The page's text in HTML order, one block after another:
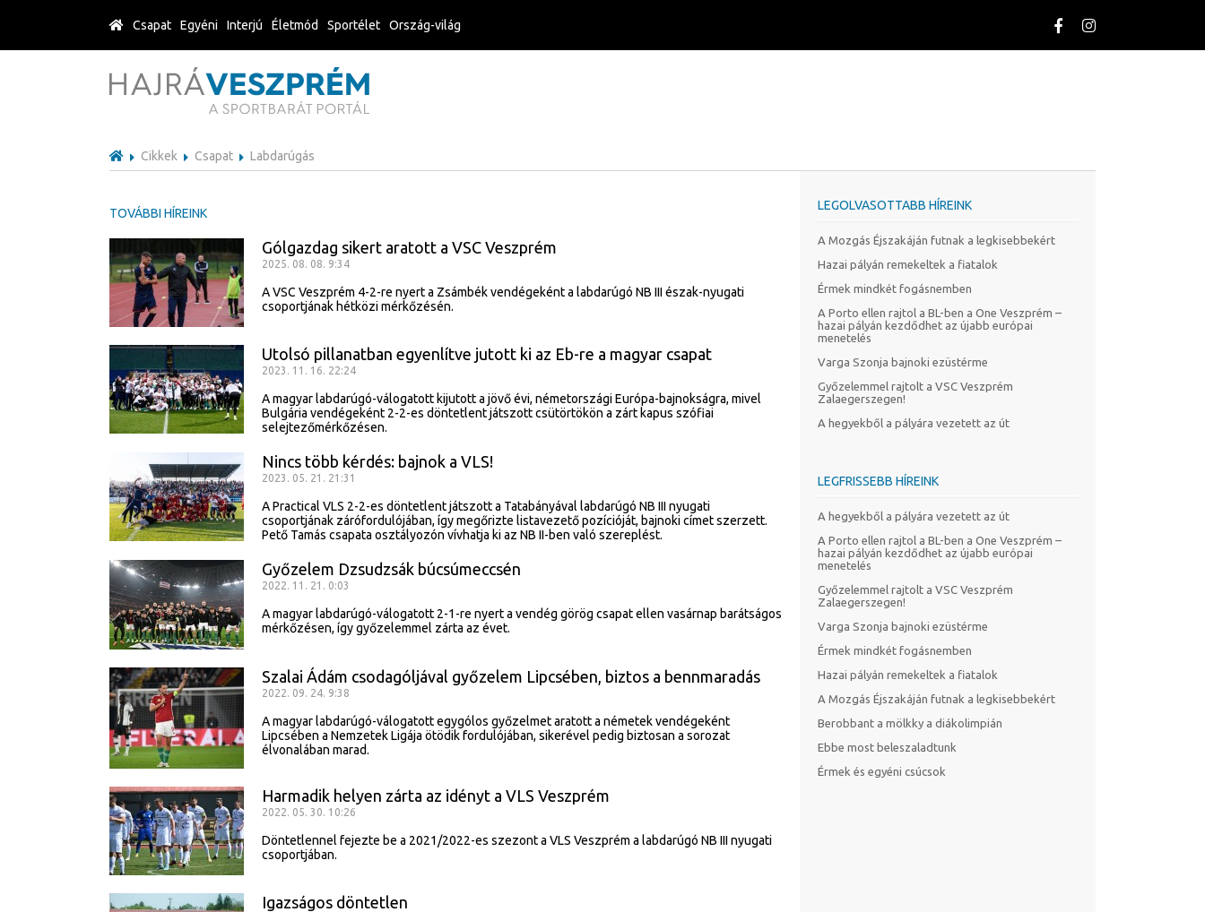
Cikkek Csapat Labdarúgás
TOVÁBBI HÍREINK
Gólgazdag sikert aratott a VSC Veszprém
2025. 08. 08. 9:34
A VSC Veszprém 4-2-re nyert a Zsámbék vendégeként a labdarúgó NB III észak-nyugati
csoportjának hétközi mérkőzésén.
Utolsó pillanatban egyenlítve jutott ki az Eb-re a magyar csapat
2023. 11. 16. 22:24
A magyar labdarúgó-válogatott kijutott a jövő évi, németországi Európa-bajnokságra, mivel
Bulgária vendégeként 2-2-es döntetlent játszott csütörtökön a zárt kapus szófiai
selejtezőmérkőzésen.
Nincs több kérdés: bajnok a VLS!
2023. 05. 21. 21:31
A Practical VLS 2-2-es döntetlent játszott a Tatabányával labdarúgó NB III nyugati
csoportjának zárófordulójában, így megőrizte listavezető pozícióját, bajnoki címet szerzett.
Pető Tamás csapata osztályozón vívhatja ki az NB II-ben való szereplést.
Győzelem Dzsudzsák búcsúmeccsén
2022. 11. 21. 0:03
A magyar labdarúgó-válogatott 2-1-re nyert a vendég görög csapat ellen vasárnap barátságos
mérkőzésen, így győzelemmel zárta az évet.
Szalai Ádám csodagóljával győzelem Lipcsében, biztos a bennmaradás
2022. 09. 24. 9:38
A magyar labdarúgó-válogatott egygólos győzelmet aratott a németek vendégeként
Lipcsében a Nemzetek Ligája ötödik fordulójában, sikerével pedig biztosan a sorozat
élvonalában marad.
Harmadik helyen zárta az idényt a VLS Veszprém
2022. 05. 30. 10:26
Döntetlennel fejezte be a 2021/2022-es szezont a VLS Veszprém a labdarúgó NB III nyugati
csoportjában.
Igazságos döntetlen
LEGOLVASOTTABB HÍREINK
A Mozgás Éjszakáján futnak a legkisebbekért
Hazai pályán remekeltek a fiatalok
Érmek mindkét fogásnemben
A Porto ellen rajtol a BL-ben a One Veszprém –
hazai pályán kezdődhet az újabb európai
menetelés
Varga Szonja bajnoki ezüstérme
Győzelemmel rajtolt a VSC Veszprém
Zalaegerszegen!
A hegyekből a pályára vezetett az út
LEGFRISSEBB HÍREINK
A hegyekből a pályára vezetett az út
A Porto ellen rajtol a BL-ben a One Veszprém –
hazai pályán kezdődhet az újabb európai
menetelés
Győzelemmel rajtolt a VSC Veszprém
Zalaegerszegen!
Varga Szonja bajnoki ezüstérme
Érmek mindkét fogásnemben
Hazai pályán remekeltek a fiatalok
A Mozgás Éjszakáján futnak a legkisebbekért
Berobbant a mölkky a diákolimpián
Ebbe most beleszaladtunk
Érmek és egyéni csúcsok
Csapat Egyéni Interjú Életmód Sportélet Ország-világ